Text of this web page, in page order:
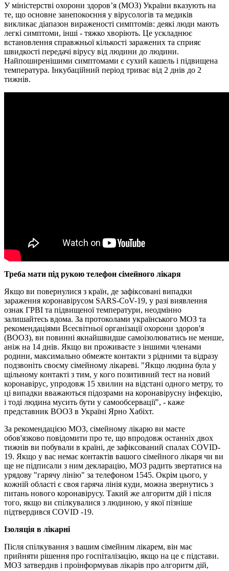
У міністерстві охорони здоров’я (МОЗ) України вказують на
те, що основне занепокоєння у вірусологів та медиків
викликає діапазон вираженості симптомів: деякі люди мають
легкі симптоми, інші - тяжко хворіють. Це ускладнює
встановлення справжньої кількості заражених та сприяє
швидкості передачі вірусу від людини до людини.
Найпоширенішими симптомами є сухий кашель і підвищена
температура. Інкубаційний період триває від 2 днів до 2
тижнів.
Треба мати під рукою телефон сімейного лікаря
Якщо ви повернулися з країн, де зафіксовані випадки
зараження коронавірусом SARS-CoV-19, у разі виявлення
ознак ГРВІ та підвищеної температури, неодмінно
залишайтесь вдома. За протоколами українського МОЗ та
рекомендаціями Всесвітньої організації охорони здоров'я
(ВООЗ), ви повинні якнайшвидше самоізолюватись не менше,
аніж на 14 днів. Якщо ви проживаєте з іншими членами
родини, максимально обмежте контакти з рідними та відразу
подзвоніть своєму сімейному лікареві. "Якщо людина була у
щільному контакті з тим, у кого позитивний тест на новий
коронавірус, упродовж 15 хвилин на відстані одного метру, то
ці випадки вважаються підозрами на коронавірусну інфекцію,
і тоді людина мусить бути у самообсервації", - каже
представник ВООЗ в Україні Ярно Хабіхт.
За рекомендацією МОЗ, сімейному лікарю ви маєте
обов'язково повідомити про те, що впродовж останніх двох
тижнів ви побували в країні, де зафіксований спалах COVID-
19. Якщо у вас немає контактів вашого сімейного лікаря чи ви
ще не підписали з ним декларацію, МОЗ радить звертатися на
урядову "гарячу лінію" за телефоном 1545. Окрім цього, у
кожній області є своя гаряча лінія куди, можна звернутись з
питань нового коронавірусу. Такий же алгоритм дій і після
того, якщо ви спілкувалися з людиною, у якої пізніше
підтвердився COVID -19.
Ізоляція в лікарні
Після спілкування з вашим сімейним лікарем, він має
прийняти рішення про госпіталізацію, якщо на це є підстави.
МОЗ затвердив і проінформував лікарів про алгоритм дій,